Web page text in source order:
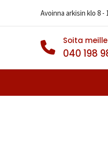
Avoinna arkisin klo 8 -
Soita meille
040 198